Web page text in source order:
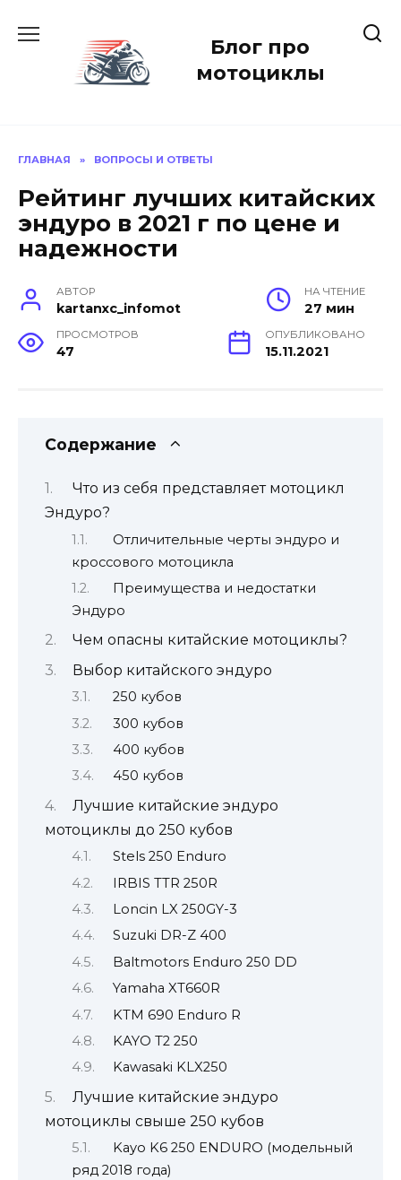
содержанию
Блог про
мотоциклы
ГЛАВНАЯ » ВОПРОСЫ И ОТВЕТЫ
Рейтинг лучших китайских
эндуро в 2021 г по цене и
надежности
АВТОР
kartanxc_infomot
НА ЧТЕНИЕ
27 мин
ПРОСМОТРОВ
47
ОПУБЛИКОВАНО
15.11.2021
Содержание
Что из себя представляет мотоцикл
Эндуро?
Отличительные черты эндуро и
кроссового мотоцикла
Преимущества и недостатки
Эндуро
Чем опасны китайские мотоциклы?
Выбор китайского эндуро
250 кубов
300 кубов
400 кубов
450 кубов
Лучшие китайские эндуро
мотоциклы до 250 кубов
Stels 250 Enduro
IRBIS TTR 250R
Loncin LX 250GY-3
Suzuki DR-Z 400
Baltmotors Enduro 250 DD
Yamaha XT660R
KTM 690 Enduro R
KAYO T2 250
Kawasaki KLX250
Лучшие китайские эндуро
мотоциклы свыше 250 кубов
Kayo K6 250 ENDURO (модельный
ряд 2018 года)